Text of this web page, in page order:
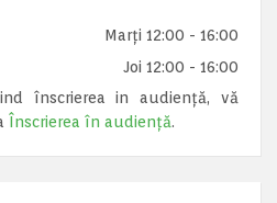
Marți 12:00 - 16:00
Joi 12:00 - 16:00
înscrierea in audiență, vă
Înscrierea în audiență.